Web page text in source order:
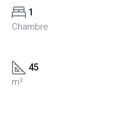
1
Chambre
45
m²